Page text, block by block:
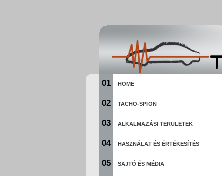
01 HOME
02 TACHO-SPION
03 ALKALMAZÁSI TERÜLETEK
04 HASZNÁLAT ÉS ÉRTÉKESÍTÉS
05 SAJTÓ ÉS MÉDIA